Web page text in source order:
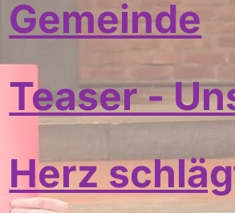
Gemeinde
Teaser -
Herz